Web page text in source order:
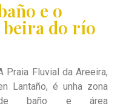
e o
beira do río
Praia Fluvial da Areeira,
Lantaño, é unha zona
baño e área